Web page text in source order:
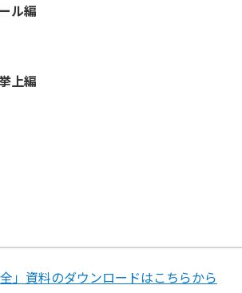
ル編
上編
」資料のダウンロードはこちらから